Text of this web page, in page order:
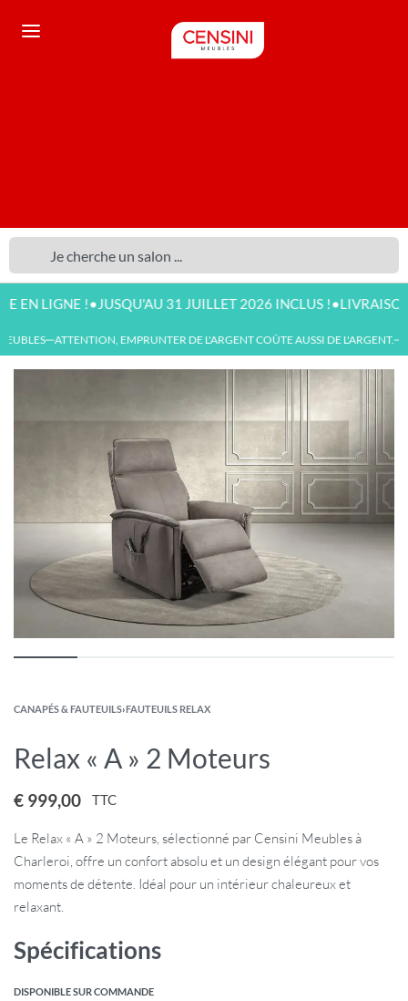
! •JUSQU'AU 31 JUILLET 2026 INCLUS !•LIVRAISON
—ATTENTION, EMPRUNTER DE L'ARGENT COÛTE AUSSI DE L'ARGENT.—
CANAPÉS & FAUTEUILS›FAUTEUILS RELAX
Relax « A » 2 Moteurs
€ 999,00 TTC
Le Relax « A » 2 Moteurs, sélectionné par Censini Meubles à
Charleroi, offre un confort absolu et un design élégant pour vos
moments de détente. Idéal pour un intérieur chaleureux et
relaxant.
Spécifications
DISPONIBLE SUR COMMANDE